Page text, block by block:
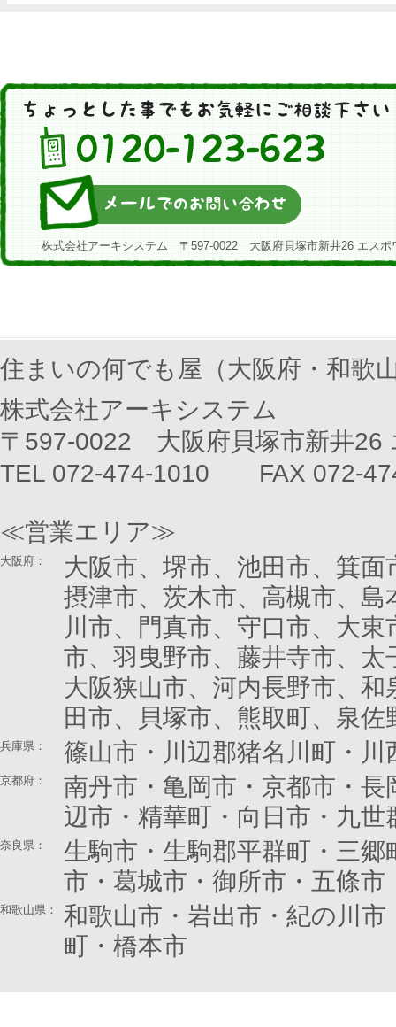
株式会社アーキシステム 〒597-0022 大阪府貝塚市新井26 エスポ
住まいの何でも屋（大阪府・和歌
株式会社アーキシステム
〒597-0022 大阪府貝塚市新井26
TEL 072-474-1010 FAX 072-
≪営業エリア≫
大阪府：
大阪市、堺市、池田市、箕
摂津市、茨木市、高槻市、
川市、門真市、守口市、大
市、羽曳野市、藤井寺市、
大阪狭山市、河内長野市、
田市、貝塚市、熊取町、泉
兵庫県： 篠山市・川辺郡猪名川町・
京都府 ：
南丹市・亀岡市・京都市・
辺市・精華町・向日市・九
奈良県 ：
生駒市・生駒郡平群町・三
市・葛城市・御所市・五條市
和歌山県：
和歌山市・岩出市・紀の川
町・橋本市